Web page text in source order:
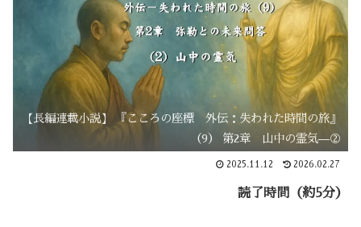
【長編連載小説】 『こころの座標 外伝：失われた時間の旅』
（9） 第2章 山中の霊気—②
2025.11.12 2026.02.27
読了時間（約5分）